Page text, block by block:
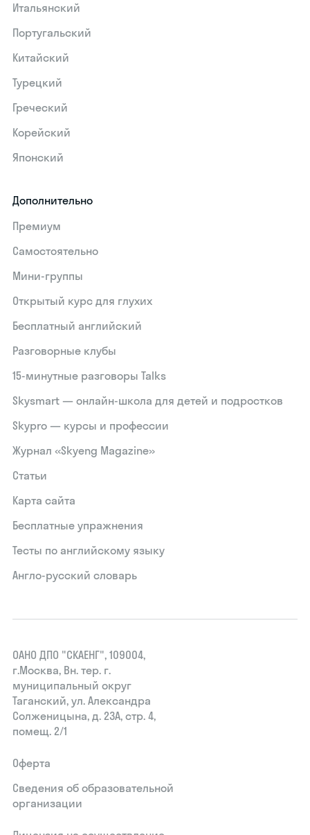
Итальянский
Португальский
Китайский
Турецкий
Греческий
Корейский
Японский
Дополнительно
Премиум
Самостоятельно
Мини-группы
Открытый курс для глухих
Бесплатный английский
Разговорные клубы
15‑минутные разговоры Talks
Skysmart — онлайн-школа для детей и подростков
Skypro — курсы и профессии
Журнал «Skyeng Magazine»
Статьи
Карта сайта
Бесплатные упражнения
Тесты по английскому языку
Англо-русский словарь
ОАНО ДПО "СКАЕНГ", 109004,
г.Москва, Вн. тер. г.
муниципальный округ
Таганский, ул. Александра
Солженицына, д. 23А, стр. 4,
помещ. 2/1
Оферта
Сведения об образовательной
организации